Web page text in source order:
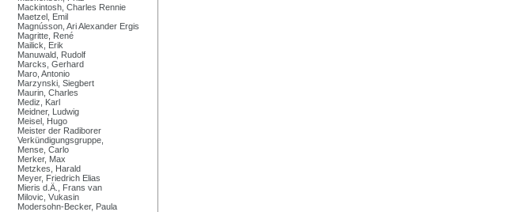
Mackintosh, Charles Rennie
Maetzel, Emil
Magnússon, Ari Alexander Ergis
Magritte, René
Mailick, Erik
Manuwald, Rudolf
Marcks, Gerhard
Maro, Antonio
Marzynski, Siegbert
Maurin, Charles
Mediz, Karl
Meidner, Ludwig
Meisel, Hugo
Meister der Radiborer
Verkündigungsgruppe,
Mense, Carlo
Merker, Max
Metzkes, Harald
Meyer, Friedrich Elias
Mieris d.Ä., Frans van
Milovic, Vukasin
Modersohn-Becker, Paula